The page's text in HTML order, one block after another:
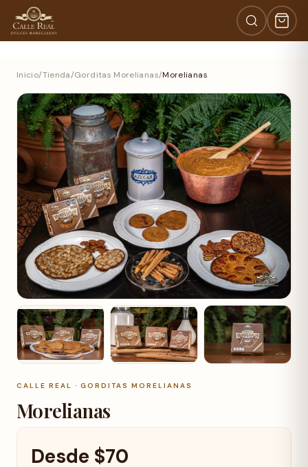
Inicio/Tienda/Gorditas Morelianas/Morelianas
CALLE REAL · GORDITAS MORELIANAS
Morelianas
Desde $70